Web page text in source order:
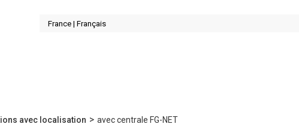
avec localisation > avec centrale FG-NET